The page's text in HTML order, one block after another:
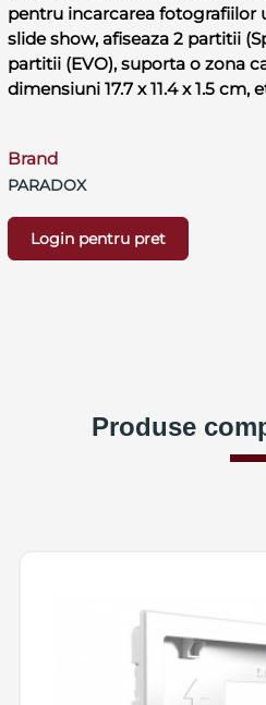
pentru incarcarea fotografiilor
slide show, afiseaza 2 partitii
partitii (EVO), suporta o zona
dimensiuni 17.7 x 11.4 x 1.5
Brand
PARADOX
Login pentru pret
Produse